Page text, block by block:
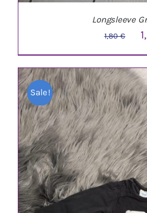
IN DEN WARENKORB
Longsleeve
1,80€
war:
Sale!